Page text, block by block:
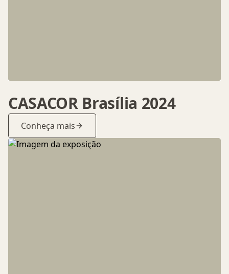
CASACOR Brasília 2024
Conheça mais